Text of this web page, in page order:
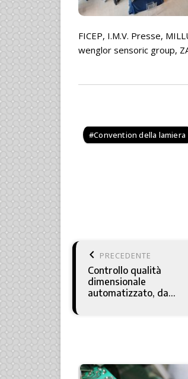
FICEP, I.M.V. Presse,
wenglor sensoric group,
Convention della lamiera
keyboard_arrow_left PRECEDENTE
Controllo qualità
dimensionale
automatizzato, da